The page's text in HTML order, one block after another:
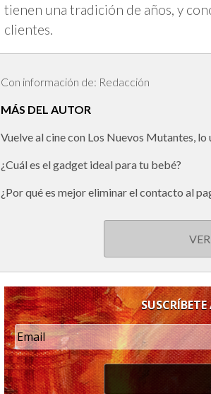
tienen una tradición de años, y
clientes.
Con información de: Redacción
MÁS DEL AUTOR
Vuelve al cine con Los Nuevos Mutantes,
¿Cuál es el gadget ideal para tu bebé?
¿Por qué es mejor eliminar el contacto al